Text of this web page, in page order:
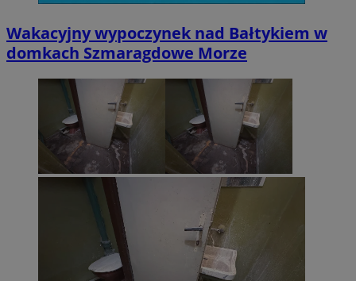
Wakacyjny wypoczynek nad Bałtykiem w
domkach Szmaragdowe Morze